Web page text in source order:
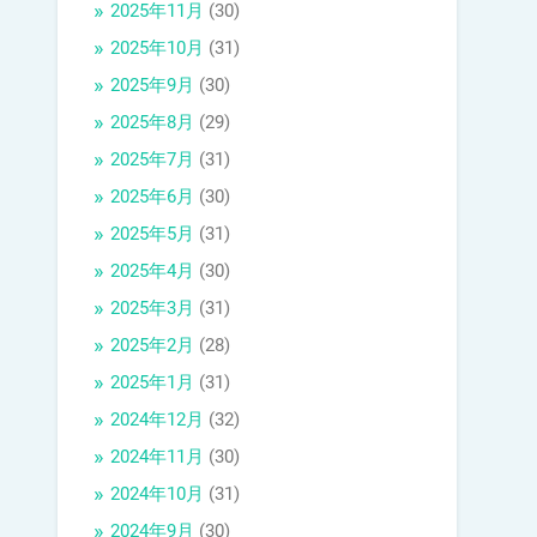
2025年11月 (30)
2025年10月 (31)
2025年9月 (30)
2025年8月 (29)
2025年7月 (31)
2025年6月 (30)
2025年5月 (31)
2025年4月 (30)
2025年3月 (31)
2025年2月 (28)
2025年1月 (31)
2024年12月 (32)
2024年11月 (30)
2024年10月 (31)
2024年9月 (30)